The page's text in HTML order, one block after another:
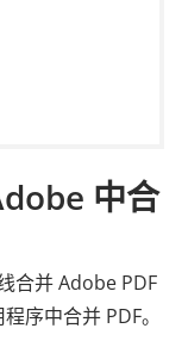
中合
合并 Adob​​e PDF
序中合并 PDF。